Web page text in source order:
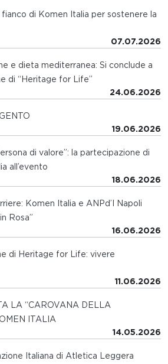
di Komen Italia per sostenere la
07.07.2026
e dieta mediterranea: Si conclude a
di “Heritage for Life”
24.06.2026
19.06.2026
di valore”: la partecipazione di
all’evento
18.06.2026
Komen Italia e ANPd’I Napoli
Rosa”
16.06.2026
di Heritage for Life: vivere
11.06.2026
LA “CAROVANA DELLA
ITALIA
14.05.2026
Italiana di Atletica Leggera